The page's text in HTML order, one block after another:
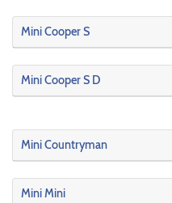
Mini Cooper S
Mini Cooper S D
Mini Countryman
Mini Mini